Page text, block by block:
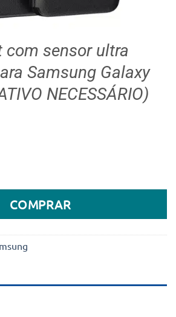
com sensor ultra
Samsung Galaxy
NECESSÁRIO)
COMPRAR